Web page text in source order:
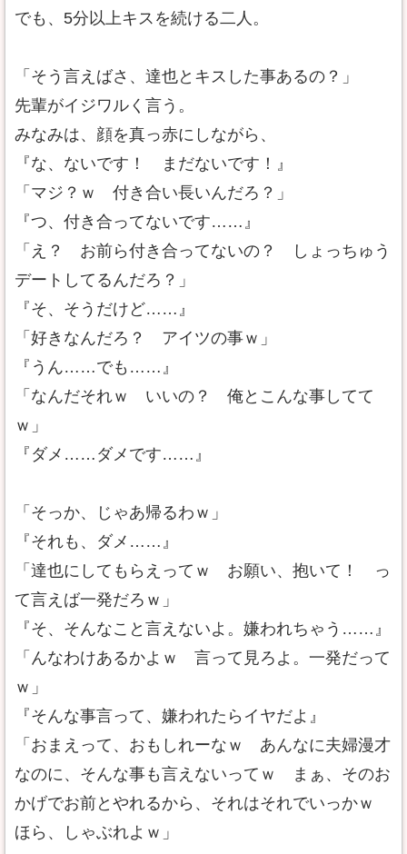
でも、5分以上キスを続ける二人。
「そう言えばさ、達也とキスした事あるの？」
先輩がイジワルく言う。
みなみは、顔を真っ赤にしながら、
『な、ないです！ まだないです！』
「マジ？ｗ 付き合い長いんだろ？」
『つ、付き合ってないです……』
「え？ お前ら付き合ってないの？ しょっちゅう
デートしてるんだろ？」
『そ、そうだけど……』
「好きなんだろ？ アイツの事ｗ」
『うん……でも……』
「なんだそれｗ いいの？ 俺とこんな事してて
ｗ」
『ダメ……ダメです……』
「そっか、じゃあ帰るわｗ」
『それも、ダメ……』
「達也にしてもらえってｗ お願い、抱いて！ っ
て言えば一発だろｗ」
『そ、そんなこと言えないよ。嫌われちゃう……』
「んなわけあるかよｗ 言って見ろよ。一発だって
ｗ」
『そんな事言って、嫌われたらイヤだよ』
「おまえって、おもしれーなｗ あんなに夫婦漫才
なのに、そんな事も言えないってｗ まぁ、そのお
かげでお前とやれるから、それはそれでいっかｗ
ほら、しゃぶれよｗ」